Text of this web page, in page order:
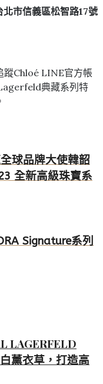
北市信義區松智路17號
蹤Chloé LINE官方帳
典藏系列特
球品牌大使韓韶
全新高級珠寶系
Signature系列
LAGERFELD
薰衣草，打造高